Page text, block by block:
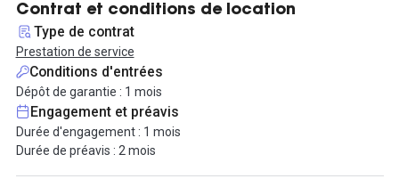
Avec la location, cet espace de coworking friendly et détendue,
alliant postes de travail en open-space et différents bureaux
fermés reparti sur 300m², fait bénéficier ses coworkers de
nombreux services, comme un accès sécurisé de 24/7 par le biais
d'une application mobile, un personnel d'accueil, un système
d'impression par wifi, internet, une phone box et une salle de
réunion entièrement digitalisée (accès à 1 journée par mois).
Un second bureau de 12m² est également à disposition au prix de
850€ pour 2 postes.
Contrat et conditions de location
Type de contrat
Prestation de service
Conditions d'entrées
Dépôt de garantie : 1 mois
Engagement et préavis
Durée d'engagement : 1 mois
Durée de préavis : 2 mois